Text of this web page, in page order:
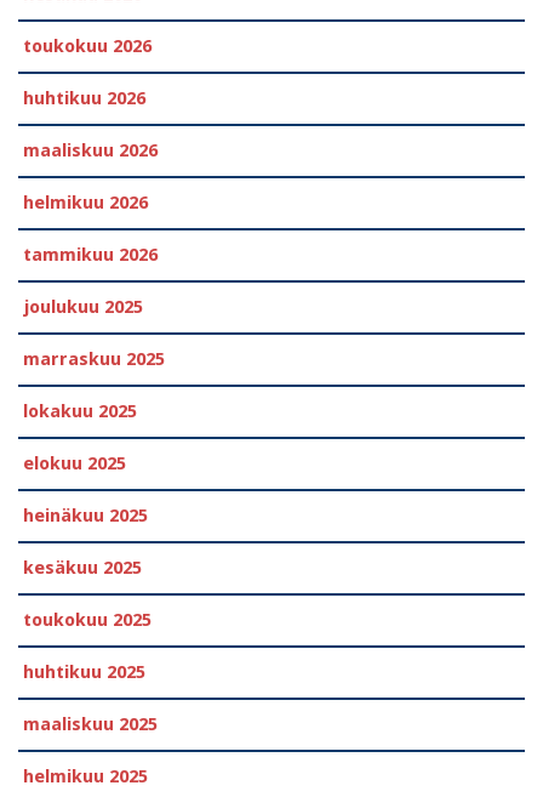
toukokuu 2026
huhtikuu 2026
maaliskuu 2026
helmikuu 2026
tammikuu 2026
joulukuu 2025
marraskuu 2025
lokakuu 2025
elokuu 2025
heinäkuu 2025
kesäkuu 2025
toukokuu 2025
huhtikuu 2025
maaliskuu 2025
helmikuu 2025